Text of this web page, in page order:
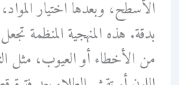
الأسطح، وبعدها اختيار
بدقة. هذه المنهجية المنظمة تجعل
من الأخطاء أو العيوب، مثل